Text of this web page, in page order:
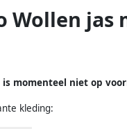
Wollen jas
momenteel niet op
kleding: